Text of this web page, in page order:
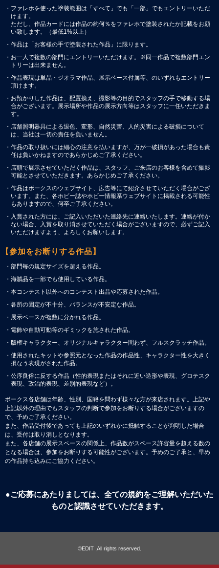
・ファレホを使った塗装範囲は「すべて」でも「一部」でもエントリーいただ
けます。
ただし、作品カードには作品の約何％をファレホで塗装されたか記載をお願
い致します。（最低1%以上）
・作品は「お客様の手で塗装された作品」に限ります。
・お一人で複数の部門にエントリーいただけます。※同一作品で複数部門エン
トリーは出来ません。
・作品表現は単品・ジオラマ作品、展示ベース付属等、のいずれもエントリー
頂けます。
・お預かりした作品は、配置換え、撮影等の目的でスタッフの手で移動する場
合がございます。展示場所や作品の展示方向等はスタッフに一任いただきま
す。
・店舗照明器具による退色、変形、自然災害、人的災害による破損について
は、当社は一切の責任を負いません。
・作品の取り扱いには細心の注意を払いますが、万が一破損があった場合も責
任は負いかねますのであらかじめご了承ください。
・店頭で展示させていただく作品は、スタッフ、ご来店のお客様を含めて撮影
可能とさせていただきます。あらかじめご了承ください。
・作品はボークスのウェブサイト、広告等にて紹介させていただく場合がござ
います。また、各ホビー誌やホビー情報系ウェブサイトに掲載される可能性
もありますので、何卒ご了承ください。
・入賞された方には、ご記入いただいた連絡先に連絡いたします。連絡が付か
ない場合、入賞を取り消させていただく場合がございますので、必ずご記入
いただけますよう、よろしくお願いします。
【参加をお断りする作品】
・部門毎の規定サイズを超える作品。
・海賊品を一部でも使用している作品。
・本コンテスト以外へのコンテスト出品や応募された作品。
・各所の固定が不十分、バランスが不安定な作品。
・展示ベースが複数に分かれる作品。
・電飾や自動可動等のギミックを施された作品。
・版権キャラクター、オリジナルキャラクター問わず、フルスクラッチ作品。
・使用されたキットや参照元となった作品の作品性、キャラクター性を大きく
損なう表現がされた作品。
・公序良俗に反する作品（性的表現またはそれに近い造形や表現、グロテスク
表現、政治的表現、差別的表現など）。
ボークス各店舗は年齢、性別、国籍を問わず様々な方が来店されます。上記や
上記以外の理由でもスタッフの判断で参加をお断りする場合がございますの
で、予めご了承ください。
また、作品受付後であっても上記のいずれかに抵触することが判明した場合
は、受付は取り消しとなります。
また、各店舗の展示スペースの関係上、作品数がスペース許容量を超える数の
となる場合は、参加をお断りする可能性がございます。予めのご了承と、早め
の作品持ち込みにご協力ください。
●ご応募にあたりましては、全ての規約をご理解いただいた
ものと認識させていただきます。
©EDIT ,All rights reserved.